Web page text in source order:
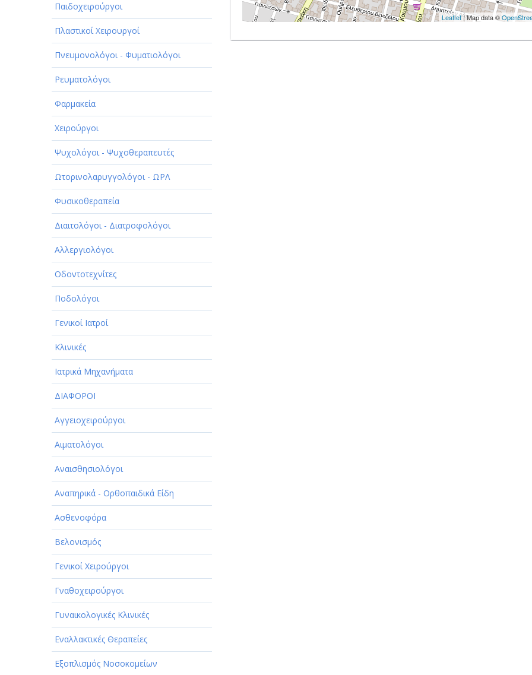
Παιδοχειρούργοι
Πλαστικοί Χειρουργοί
Πνευμονολόγοι - Φυματιολόγοι
Ρευματολόγοι
Φαρμακεία
Χειρούργοι
Ψυχολόγοι - Ψυχοθεραπευτές
Ωτορινολαρυγγολόγοι - ΩΡΛ
Φυσικοθεραπεία
Διαιτολόγοι - Διατροφολόγοι
Αλλεργιολόγοι
Οδοντοτεχνίτες
Ποδολόγοι
Γενικοί Ιατροί
Κλινικές
Ιατρικά Μηχανήματα
ΔΙΑΦΟΡΟΙ
Αγγειοχειρούργοι
Αιματολόγοι
Αναισθησιολόγοι
Αναπηρικά - Ορθοπαιδικά Είδη
Ασθενοφόρα
Βελονισμός
Γενικοί Χειρούργοι
Γναθοχειρούργοι
Γυναικολογικές Κλινικές
Εναλλακτικές Θεραπείες
Εξοπλισμός Νοσοκομείων
Leaflet| Map data ©